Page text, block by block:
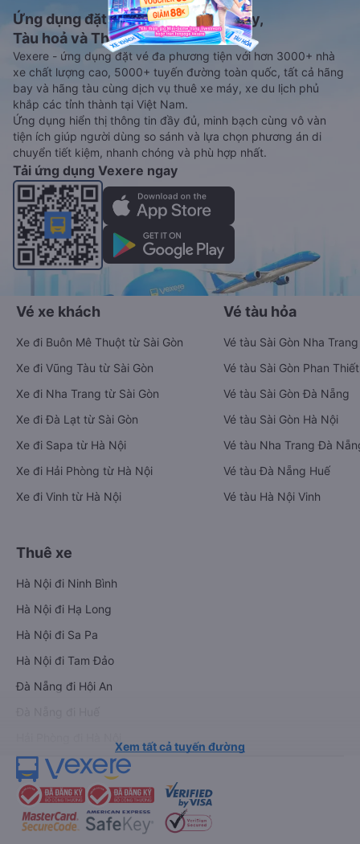
Ứng dụng đặt vé Xe khách, Máy bay,
Tàu hoả và Thuê xe
Vexere - ứng dụng đặt vé đa phương tiện với hơn 3000+ nhà
xe chất lượng cao, 5000+ tuyến đường toàn quốc, tất cả hãng
bay và hãng tàu cùng dịch vụ thuê xe máy, xe du lịch phủ
khắp các tỉnh thành tại Việt Nam.
Ứng dụng hiển thị thông tin đầy đủ, minh bạch cùng vô vàn
tiện ích giúp người dùng so sánh và lựa chọn phương án di
chuyển tiết kiệm, nhanh chóng và phù hợp nhất.
Tải ứng dụng Vexere ngay
Vé xe khách
Xe đi Buôn Mê Thuột từ Sài Gòn
Xe đi Vũng Tàu từ Sài Gòn
Xe đi Nha Trang từ Sài Gòn
Xe đi Đà Lạt từ Sài Gòn
Xe đi Sapa từ Hà Nội
Xe đi Hải Phòng từ Hà Nội
Xe đi Vinh từ Hà Nội
Vé tàu hỏa
Vé tàu Sài Gòn Nha Trang
Vé tàu Sài Gòn Phan Thiết
Vé tàu Sài Gòn Đà Nẵng
Vé tàu Sài Gòn Hà Nội
Vé tàu Nha Trang Đà
Vé tàu Đà Nẵng Huế
Vé tàu Hà Nội Vinh
Thuê xe
Hà Nội đi Ninh Bình
Hà Nội đi Hạ Long
Hà Nội đi Sa Pa
Hà Nội đi Tam Đảo
Đà Nẵng đi Hội An
Xem tất cả tuyến đường